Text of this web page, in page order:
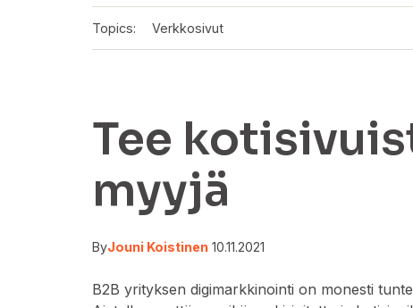
Topics: Verkkosivut
Tee
myyjä
ByJouni Koistinen 10.11.2021
B2B yrityksen digimarkkinointi on monesti